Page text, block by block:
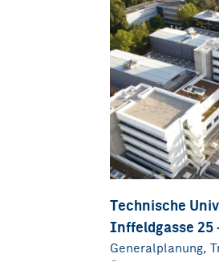
Technische
Inffeldgasse 25
Generalplanung,